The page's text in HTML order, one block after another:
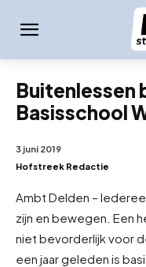
Buitenlessen
Basisschool
3 juni 2019
Hofstreek Redactie
Ambt Delden –
zijn en bewegen. Een
niet bevorderlijk voor
een jaar geleden is